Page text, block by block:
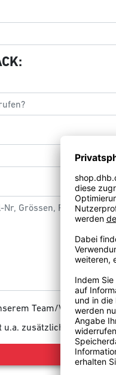
Team/
zusätzliche Rabatte